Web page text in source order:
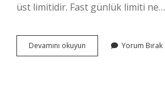
üst limitidir. Fast günlük limiti ne…
Devamını okuyun
Seferde
Yorum Bırak